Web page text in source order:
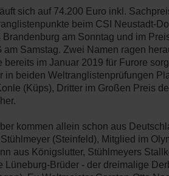
sich auf 74.200 Euro inkl.
beim CSI Neustadt-
am Sonntag und im
am Samstag. Zwei Namen ragen
bereits im Januar 2019 für Furore
in beiden Weltranglistenprüfungen
(Küps), Dritter im Großen Preis
kommen allein schon aus
(Steinfeld), Mitglied im
aus Königslutter, Stühlmeyers
Lüneburg-Brüder - der dreimalige